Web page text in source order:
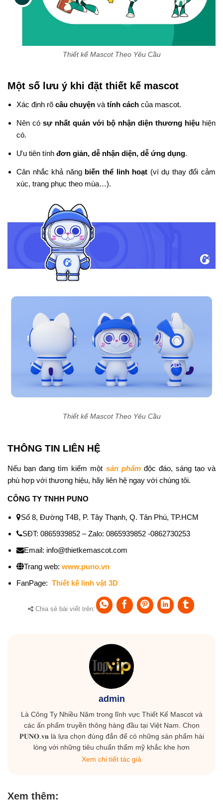
Thiết kế Mascot Theo Yêu Cầu
Một số lưu ý khi đặt thiết kế mascot
Xác định rõ câu chuyện và tính cách của mascot.
Nên có sự nhất quán với bộ nhận diện thương hiệu hiện
có.
Ưu tiên tính đơn giản, dễ nhận diện, dễ ứng dụng.
Cân nhắc khả năng biến thể linh hoạt (ví dụ thay đổi cảm
xúc, trang phục theo mùa…).
Thiết kế Mascot Theo Yêu Cầu
THÔNG TIN LIÊN HỆ
Nếu bạn đang tìm kiếm một sản phẩmđộc đáo, sáng tạo và
phù hợp với thương hiệu, hãy liên hệ ngay với chúng tôi.
CÔNG TY TNHH PUNO
Số 8, Đường T4B, P. Tây Thạnh, Q. Tân Phú, TP.HCM
SĐT: 0865939852 – Zalo: 0865939852 -0862730253
Email: info@thietkemascot.com
Trang web: www.puno.vn
FanPage: Thiết kế linh vật 3D
Chia sẻ bài viết trên:
admin
Là Công Ty Nhiều Năm trong lĩnh vực Thiết Kế Mascot và
các ấn phẩm truyền thông hàng đầu tại Việt Nam. Chọn
𝐏𝐔𝐍𝐎.𝐯𝐧 là lựa chọn đúng đắn để có những sản phẩm hài
lòng với những tiêu chuẩn thẩm mỹ khắc khe hơn
Xem chi tiết tác giả
Xem thêm: